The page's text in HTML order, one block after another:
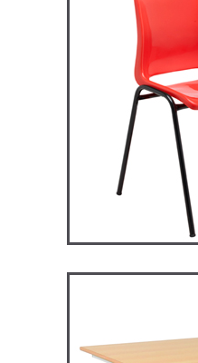
ST119 – Rick
Primaire,
secondaire
CHAISES ET BANCS